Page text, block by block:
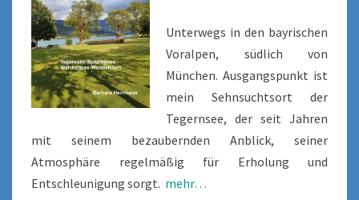
Unterwegs in den bayrischen
Voralpen, südlich von
München. Ausgangspunkt ist
mein Sehnsuchtsort der
Tegernsee, der seit Jahren
mit seinem bezaubernden Anblick, seiner
Atmosphäre regelmäßig für Erholung und
Entschleunigung sorgt. mehr…